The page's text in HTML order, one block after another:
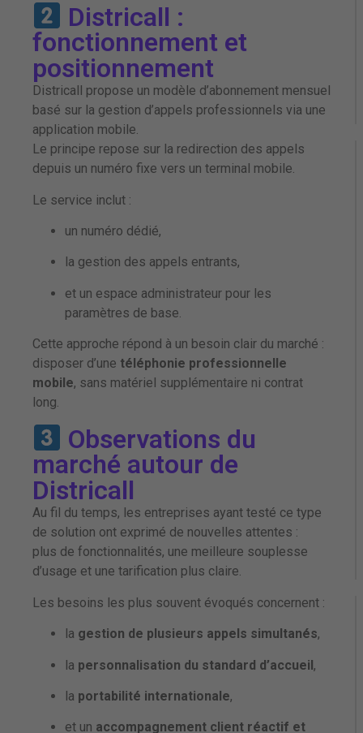
Districall :
fonctionnement et
positionnement
Districall propose un modèle d’abonnement mensuel
basé sur la gestion d’appels professionnels via une
application mobile.
Le principe repose sur la redirection des appels
depuis un numéro fixe vers un terminal mobile.
Le service inclut :
un numéro dédié,
la gestion des appels entrants,
et un espace administrateur pour les
paramètres de base.
Cette approche répond à un besoin clair du marché :
disposer d’une téléphonie professionnelle
mobile, sans matériel supplémentaire ni contrat
long.
Observations du
marché autour de
Districall
Au fil du temps, les entreprises ayant testé ce type
de solution ont exprimé de nouvelles attentes :
plus de fonctionnalités, une meilleure souplesse
d’usage et une tarification plus claire.
Les besoins les plus souvent évoqués concernent :
la gestion de plusieurs appels simultanés,
la personnalisation du standard d’accueil,
la portabilité internationale,
et un accompagnement client réactif et